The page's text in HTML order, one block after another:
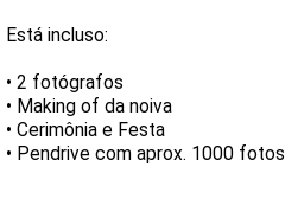
Está incluso:
• 2 fotógrafos
• Making of da noiva
• Cerimônia e Festa
• Pendrive com aprox. 1000 fotos